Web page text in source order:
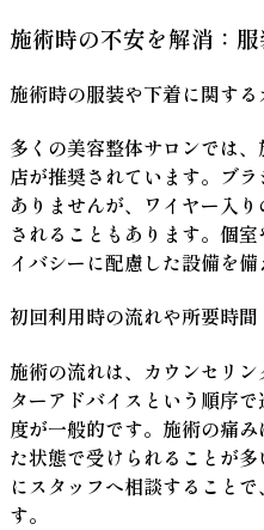
施術時の不安を解消：
施術時の服装や下着に関する
多くの美容整体サロンでは
店が推奨されています。ブ
ありませんが、ワイヤー入
されることもあります。個
イバシーに配慮した設備を備
初回利用時の流れや所要時間
施術の流れは、カウンセリ
ターアドバイスという順序
度が一般的です。施術の痛
た状態で受けられることが
にスタッフへ相談すること
す。